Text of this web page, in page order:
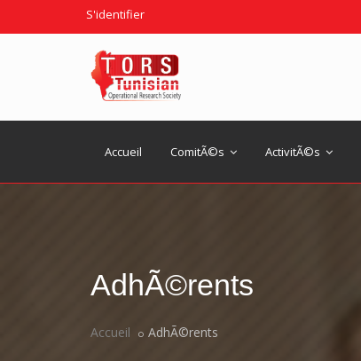
S'identifier
Accueil ComitÃ©s ActivitÃ©s
AdhÃ©rents
Accueil AdhÃ©rents